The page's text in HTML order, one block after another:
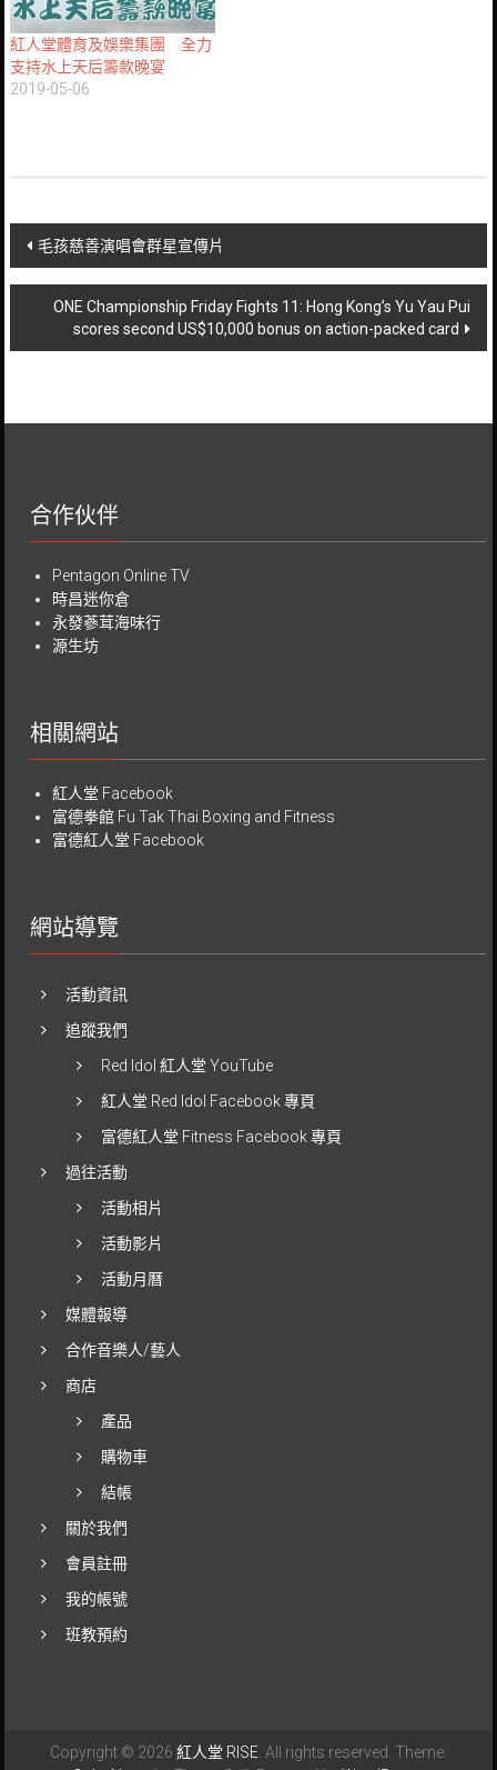
紅人堂體育及娛樂集團 全力
支持水上天后籌款晚宴
2019-05-06
Post
navigation
毛孩慈善演唱會群星宣傳片
ONE Championship Friday Fights 11: Hong Kong’s Yu Yau Pui
scores second US$10,000 bonus on action-packed card
合作伙伴
Pentagon Online TV
時昌迷你倉
永發蔘茸海味行
源生坊
相關網站
紅人堂 Facebook
富德拳館 Fu Tak Thai Boxing and Fitness
富德紅人堂 Facebook
網站導覽
活動資訊
追蹤我們
Red Idol 紅人堂 YouTube
紅人堂 Red Idol Facebook 專頁
富德紅人堂 Fitness Facebook 專頁
過往活動
活動相片
活動影片
活動月曆
媒體報導
合作音樂人/藝人
商店
產品
購物車
結帳
關於我們
會員註冊
我的帳號
班教預約
Copyright © 2026 紅人堂 RISE. All rights reserved. Theme: